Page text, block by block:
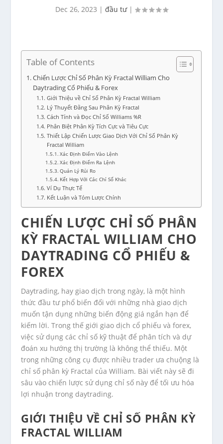
Dec 26, 2023 | đầu tư|
Table of Contents
Chiến Lược Chỉ Số Phân Kỳ Fractal William Cho
Daytrading Cổ Phiếu & Forex
Giới Thiệu về Chỉ Số Phân Kỳ Fractal William
Lý Thuyết Đằng Sau Phân Kỳ Fractal
Cách Tính và Đọc Chỉ Số Williams %R
Phân Biệt Phân Kỳ Tích Cực và Tiêu Cực
Thiết Lập Chiến Lược Giao Dịch Với Chỉ Số Phân Kỳ
Fractal William
Xác Định Điểm Vào Lệnh
Xác Định Điểm Ra Lệnh
Quản Lý Rủi Ro
Kết Hợp Với Các Chỉ Số Khác
Ví Dụ Thực Tế
Kết Luận và Tóm Lược Chính
CHIẾN LƯỢC CHỈ SỐ PHÂN
KỲ FRACTAL WILLIAM CHO
DAYTRADING CỔ PHIẾU &
FOREX
Daytrading, hay giao dịch trong ngày, là một hình
thức đầu tư phổ biến đối với những nhà giao dịch
muốn tận dụng những biến động giá ngắn hạn để
kiếm lời. Trong thế giới giao dịch cổ phiếu và forex,
việc sử dụng các chỉ số kỹ thuật để phân tích và dự
đoán xu hướng thị trường là không thể thiếu. Một
trong những công cụ được nhiều trader ưa chuộng là
chỉ số phân kỳ Fractal của William. Bài viết này sẽ đi
sâu vào chiến lược sử dụng chỉ số này để tối ưu hóa
lợi nhuận trong daytrading.
GIỚI THIỆU VỀ CHỈ SỐ PHÂN KỲ
FRACTAL WILLIAM